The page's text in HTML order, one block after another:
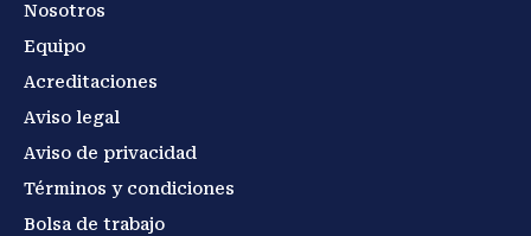
Nosotros
Equipo
Acreditaciones
Aviso legal
Aviso de privacidad
Términos y condiciones
Bolsa de trabajo